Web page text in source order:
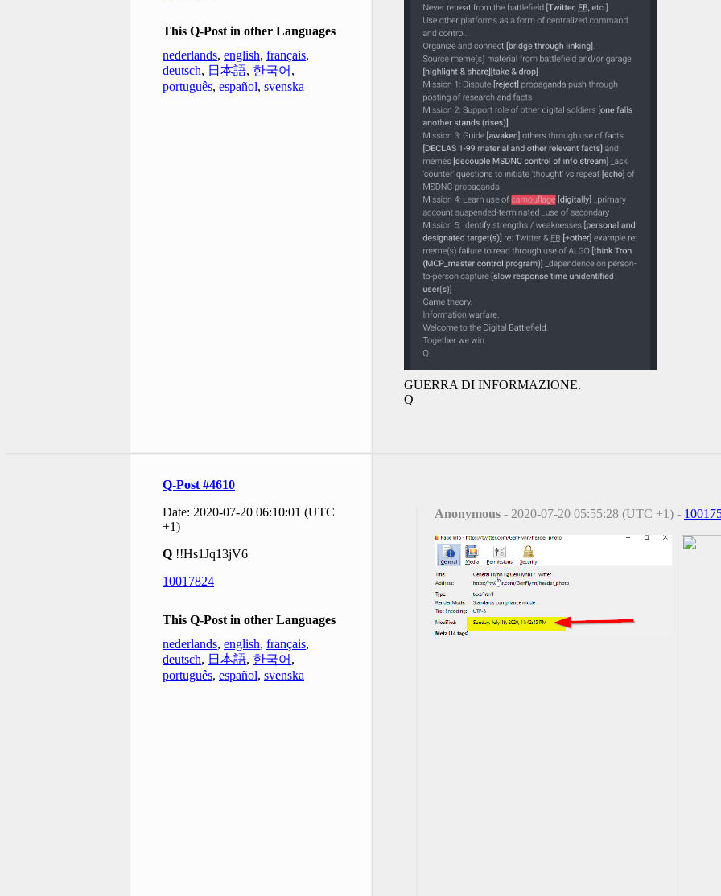
This Q-Post in other Languages
nederlands, english, français,
deutsch, 日本語, 한국어 ,
português, español, svenska
GUERRA DI INFORMAZIONE.
Q
Q-Post #4610
Date: 2020-07-20 06:10:01 (UTC
+1)
Q !!Hs1Jq13jV6
10017824
This Q-Post in other Languages
nederlands, english, français,
deutsch, 日本語, 한국어 ,
português, español, svenska
Anonymous - 2020-07-20 05:55:28 (UTC +1) -